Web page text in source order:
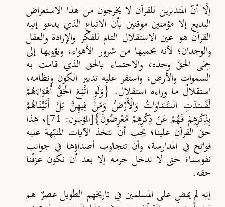
إلَّا أنّ المتدبرين للقرآن لا يخرجون من هذا الاستعراض
البديع إلا مؤمنين موقنين بأن الاتباع الذي يدعو إليه
القرآن هو عين الاستقلال التام للفكر والإرادة والعقل
والوجدان؛ لأنه يحميها من شرور الأهواء، ويؤويها إلى
حِمَى الحقّ وحده، والاحتماء بالحق الذي قامت به
السموات والأرض، واستقر عليه تدبير الكون ونظامه،
استقلالٌ ما وراءه استقلال. {وَلَوِ اتَّبَعَ الْحَقُّ أَهْوَاءَهُمْ
لَفَسَدَتِ السَّمَاوَاتُ وَالْأَرْضُ وَمَنْ فِيهِنَّ بَلْ أَتَيْنَاهُمْ
بِذِكْرِهِمْ فَهُمْ عَنْ ذِكْرِهِمْ مُعْرِضُونَ}[المؤمنون: 71] ، هذا
حقّ القرآن علينا؛ يجب أن نتخذ الآيات المنبّهة عليه
فواتح في المدارسة، وأن تتجاوب أصداؤها في جوانب
نفوسنا؛ حتى لا ندخل حرمه إلا بعد أن نكون عرَفْنا
حقه.
إنه لم يمضِ على المسلمين في تاريخهم الطويل عصرٌ هم